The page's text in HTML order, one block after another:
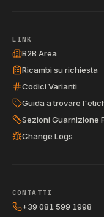
LINK
B2B Area
Ricambi su richiesta
Codici Varianti
Guida a trovare
Sezioni Guarnizione
Change Logs
CONTATTI
+39 081 599 1998